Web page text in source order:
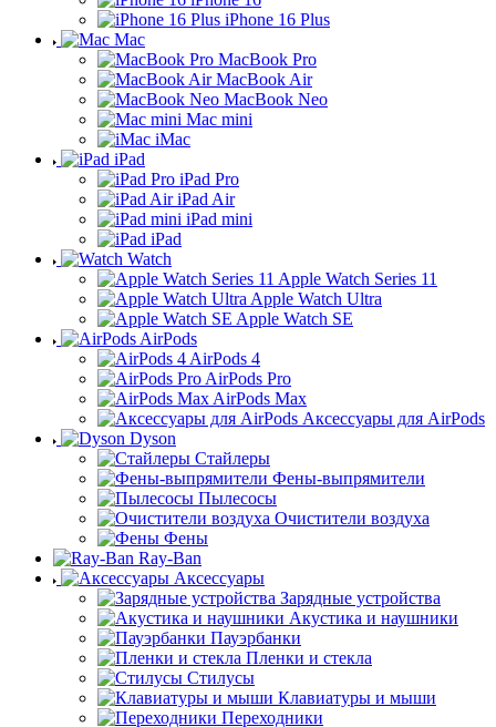
iPhone 16 Plus
Mac
MacBook Pro
MacBook Air
MacBook Neo
Mac mini
iMac
iPad
iPad Pro
iPad Air
iPad mini
iPad
Watch
Apple Watch Series 11
Apple Watch Ultra
Apple Watch SE
AirPods
AirPods 4
AirPods Pro
AirPods Max
Аксессуары для AirPods
Dyson
Стайлеры
Фены-выпрямители
Пылесосы
Очистители воздуха
Фены
Ray-Ban
Аксессуары
Зарядные устройства
Акустика и наушники
Пауэрбанки
Пленки и стекла
Стилусы
Клавиатуры и мыши
Переходники